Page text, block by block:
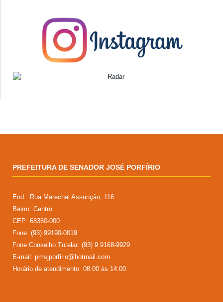
PREFEITURA DE SENADOR JOSÉ PORFÍRIO
End.: Rua Marechal Assunção, 116
Bairro: Centro
CEP: 68360-000
Fone: (93) 99190-0019
Fone Conselho Tutelar: (93) 9 9168-9929
E-mail: pmsjporfirio@hotmail.com
Horário de atendimento: 08:00 às 14:00